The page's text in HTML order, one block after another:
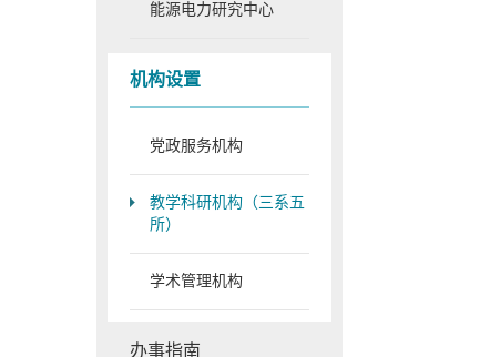
能源电力研究中心
机构设置
党政服务机构
教学科研机构（三系五
所）
学术管理机构
办事指南